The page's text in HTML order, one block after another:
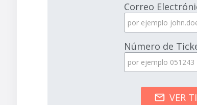
Correo
Número de